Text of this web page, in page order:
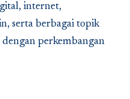
internet,
serta berbagai topik
perkembangan